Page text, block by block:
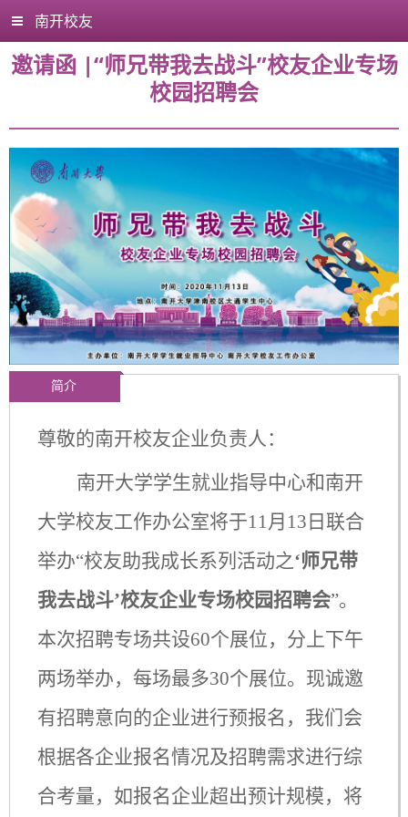
南开校友
邀请函 |“师兄带我去战斗”校友企业专场
校园招聘会
简介
尊敬的南开校友企业负责人：
南开大学学生就业指导中心和南开
大学校友工作办公室将于11 月 13 日联合
举办“校友助我成长系列活动之‘师兄带
我去战斗’校友企业专场校园招聘会”。
本次招聘专场共设60个展位，分上下午
两场举办，每场最多30个展位。现诚邀
有招聘意向的企业进行预报名，我们会
根据各企业报名情况及招聘需求进行综
合考量，如报名企业超出预计规模，将